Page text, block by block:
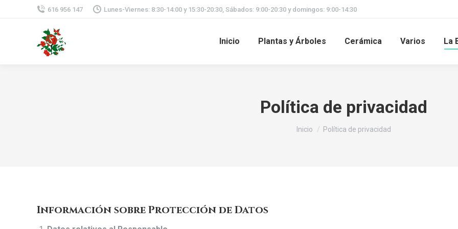
616 956 147 Lunes-Viernes: 8:30-14:00 y 15:30-20:30, Sábados: 9:00-20:30 y domingos: 9:00-14:30
Inicio Plantas y Árboles Cerámica Varios La
Política de privacidad
Estás aquí:
Inicio Política de privacidad
Información sobre Protección de Datos